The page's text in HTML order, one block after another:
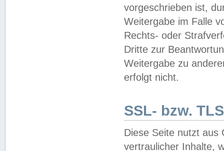
vorgeschrieben ist,
Weitergabe im Falle
Rechts- oder
Dritte zur
Weitergabe zu
erfolgt nicht.
SSL- bzw.
Diese Seite nutzt aus
vertraulicher Inhalte,